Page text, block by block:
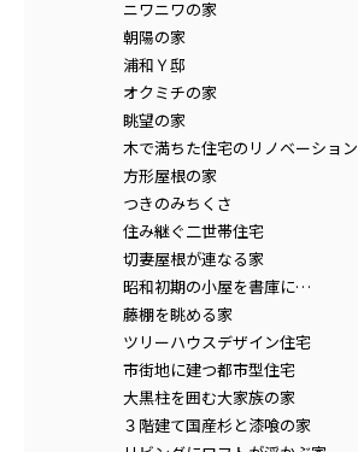
ニワニワの家
朝陽の家
浦和Ｙ邸
オクミチの家
眺望の家
木で満ちた住宅のリノベーション
方形屋根の家
つきのみちくさ
住み継ぐ二世帯住宅
切妻屋根が連なる家
昭和初期の小屋を書庫に…
藤棚を眺める家
ツリーハウスデザイン住宅
市街地に建つ都市型住宅
大黒柱を囲む大家族の家
３階建て国産杉と漆喰の家